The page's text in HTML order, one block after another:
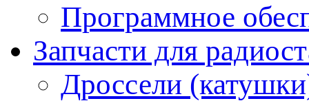
Программное
Запчасти для
Дроссели